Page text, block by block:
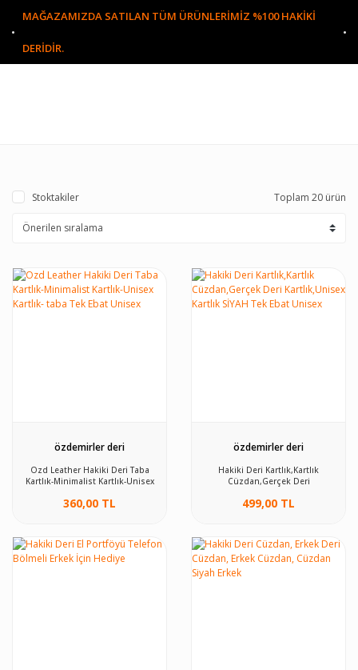
MAĞAZAMIZDA SATILAN TÜM ÜRÜNLERİMİZ %100 HAKİKİ
DERİDİR.
Stoktakiler Toplam 20 ürün
özdemirler deri
Ozd Leather Hakiki Deri Taba
Kartlık-Minimalist Kartlık-Unisex
360,00 TL
özdemirler deri
Hakiki Deri Kartlık,Kartlık
Cüzdan,Gerçek Deri
Ebat Unisex
499,00 TL